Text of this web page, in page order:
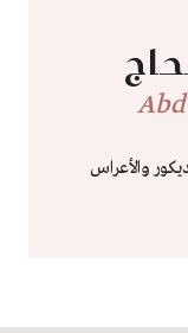
والأعراس